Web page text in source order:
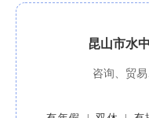
昆山市水
咨询、贸